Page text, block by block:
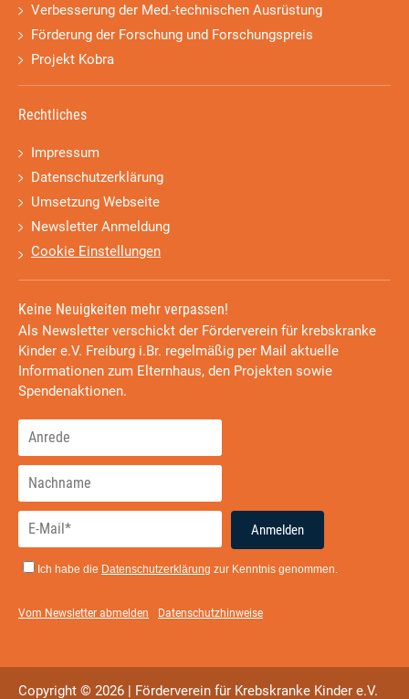
Verbesserung der Med.-technischen Ausrüstung
Förderung der Forschung und Forschungspreis
Projekt Kobra
Rechtliches
Impressum
Datenschutzerklärung
Umsetzung Webseite
Newsletter Anmeldung
Cookie Einstellungen
Keine Neuigkeiten mehr verpassen!
Als Newsletter verschickt der Förderverein für krebskranke
Kinder e.V. Freiburg i.Br. regelmäßig per Mail aktuelle
Informationen zum Elternhaus, den Projekten sowie
Spendenaktionen.
Anmelden
Ich habe die Datenschutzerklärung zur Kenntnis genommen.
Vom Newsletter abmelden Datenschutzhinweise
Copyright © 2026 | Förderverein für Krebskranke Kinder e.V.